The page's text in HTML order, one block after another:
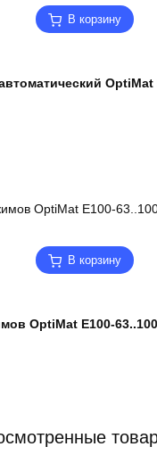
В корзину
OptiMat
В корзину
OptiMat E100-